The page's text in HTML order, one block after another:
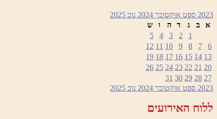
2023 ספט אוקטובר 2024 נוב 2025
א
ב ג ד ה ו
ש
1
2
3
4
5
6
7
8
9
10
11
12
13
14
15
16
17
18
19
20
21
22
23
24
25
26
27
28
29
30
31
2023 ספט אוקטובר 2024 נוב 2025
ללוח האירועים